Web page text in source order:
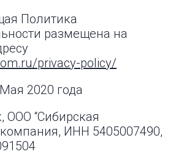
Политика
размещена на
privacy-policy/
2020 года
ООО “Сибирская
ИНН 5405007490,